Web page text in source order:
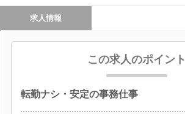
求人情報
この求人のポイント
転勤ナシ・安定の事務仕事